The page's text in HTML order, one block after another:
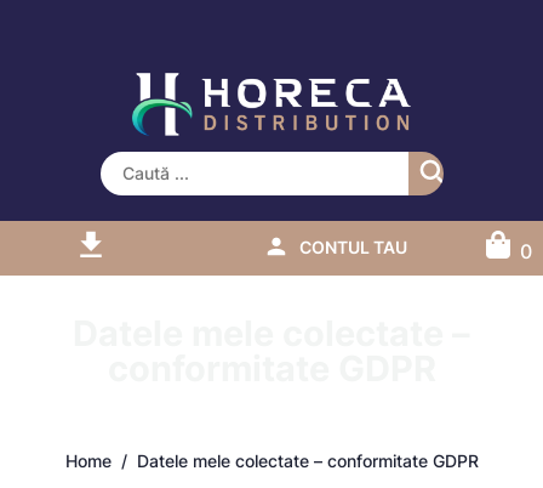
CONTUL TAU 0
Home Datele mele colectate – conformitate GDPR